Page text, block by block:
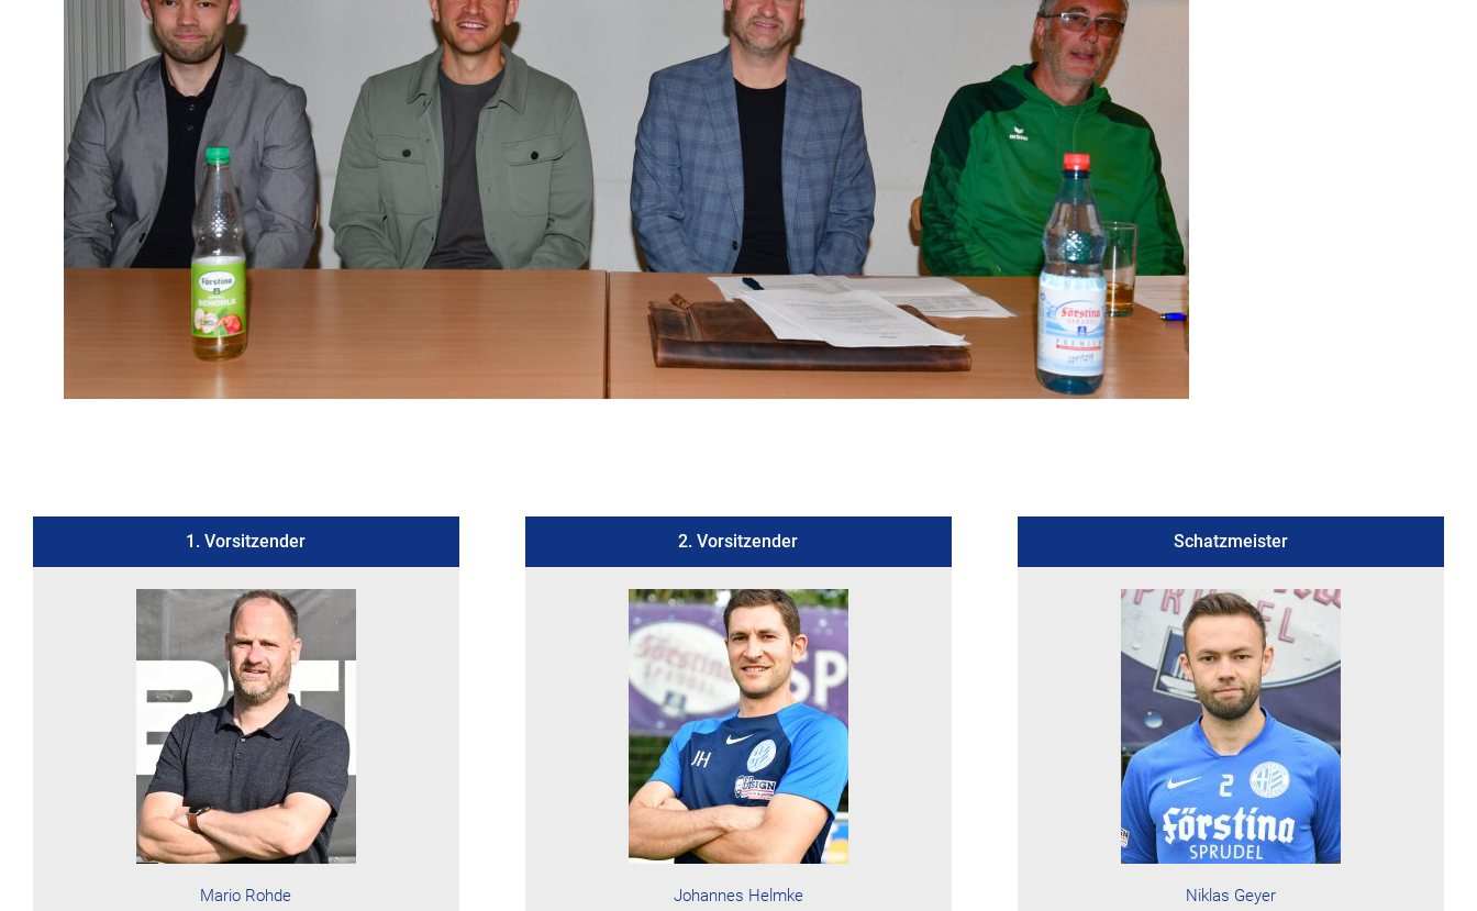
1. Vorsitzender
Mario Rohde
2. Vorsitzender
Johannes Helmke
Schatzmeister
Niklas Geyer